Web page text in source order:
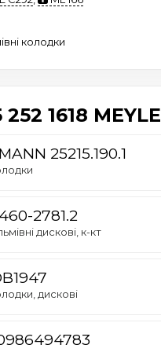
колодки
1618
25215.190.1
2781.2
дискові, к-кт
дискові